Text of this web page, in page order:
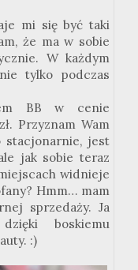
mi się być taki
że ma w sobie
W każdym
tylko podczas
BB w cenie
Przyznam Wam
stacjonarnie, jest
jak sobie teraz
widnieje
Hmm… mam
sprzedaży. Ja
boskiemu
:)